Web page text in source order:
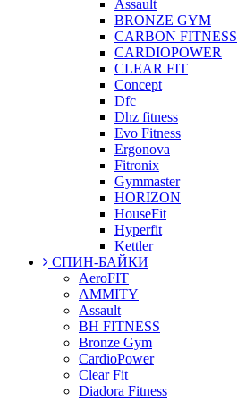
Assault
BRONZE GYM
CARBON FITNESS
CARDIOPOWER
CLEAR FIT
Concept
Dfc
Dhz fitness
Evo Fitness
Ergonova
Fitronix
Gymmaster
HORIZON
HouseFit
Hyperfit
Kettler
СПИН-БАЙКИ
AeroFIT
AMMITY
Assault
BH FITNESS
Bronze Gym
CardioPower
Clear Fit
Diadora Fitness